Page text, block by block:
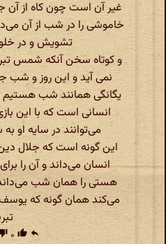
غیر آن است چون کاه از
خاموشی را در شب از آن
تشویش و در
و کوتاه سخن آنکه شمس
نمی آید و این روز و شب
یگانگی همانند شب هستیم
انسانی‌ است که با این
می‌‌توانند در سایه او
این گونه است که جلال
انسان می‌‌داند و آن را
هستی‌ را همان شب
می‌‌کند همان گونه که
reply
thumb_up ۰